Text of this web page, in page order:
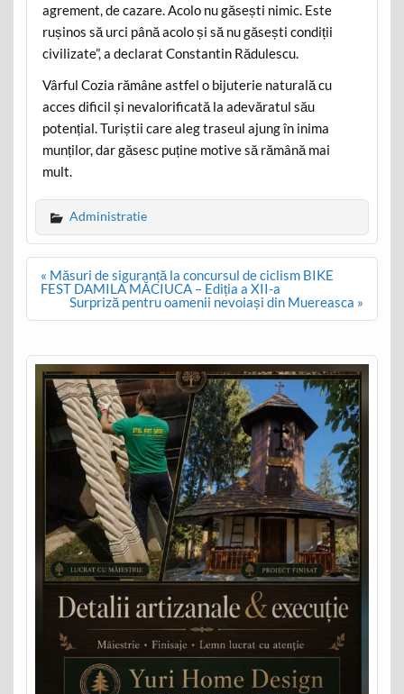
agrement, de cazare. Acolo nu găsești nimic. Este
rușinos să urci până acolo și să nu găsești condiții
civilizate”, a declarat Constantin Rădulescu.
Vârful Cozia rămâne astfel o bijuterie naturală cu
acces dificil și nevalorificată la adevăratul său
potențial. Turiștii care aleg traseul ajung în inima
munților, dar găsesc puține motive să rămână mai
mult.
Administratie
Post
navigation
« Măsuri de siguranță la concursul de ciclism BIKE
FEST DAMILA MĂCIUCA – Ediția a XII-a
Surpriză pentru oamenii nevoiași din Muereasca »